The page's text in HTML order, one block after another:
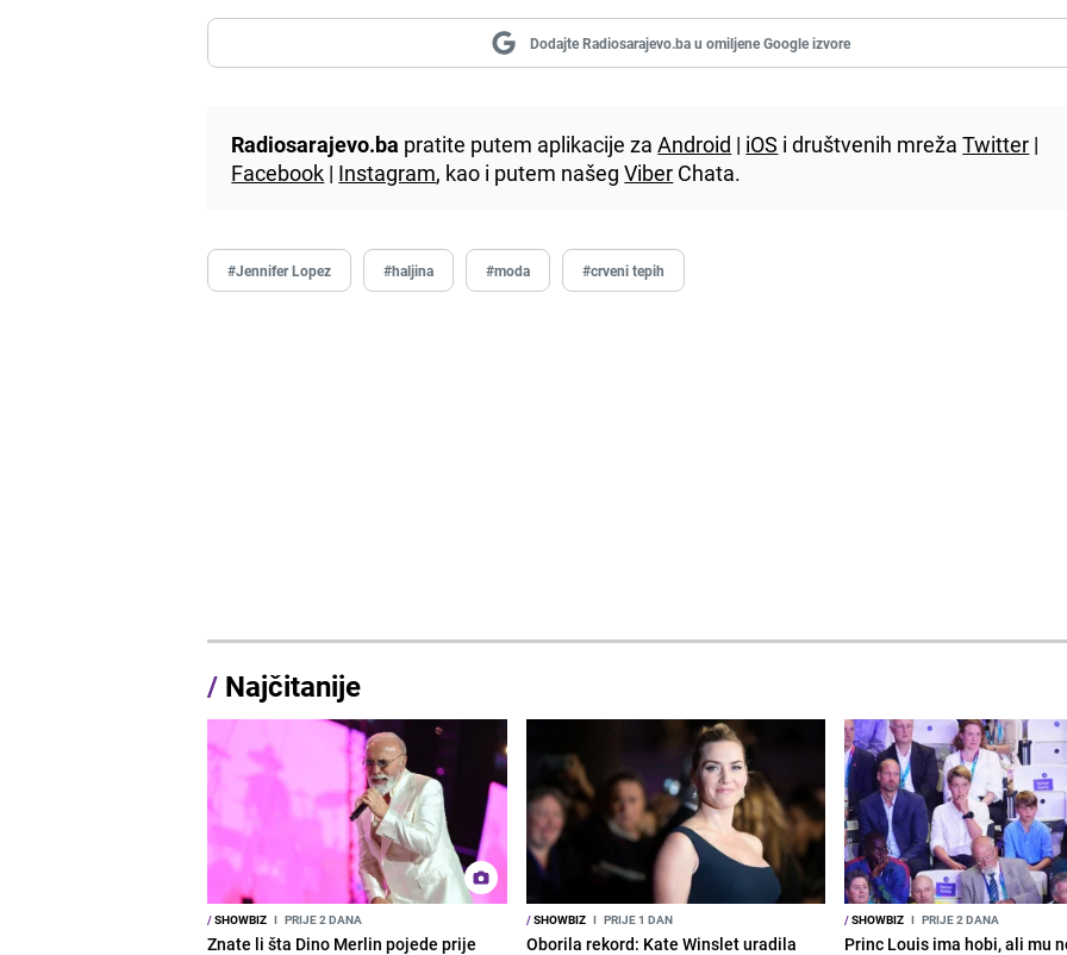
Dodajte Radiosarajevo.ba u omiljene Google izvore
Radiosarajevo.ba pratite putem aplikacije zaAndroid | iOS i društvenih mrežaTwitter |
Facebook | Instagram, kao i putem našegViber Chata.
#Jennifer Lopez #haljina #moda #crveni tepih
/ Najčitanije
/SHOWBIZ I PRIJE 2 DANA
Znate li šta Dino Merlin pojede prije
/SHOWBIZ I PRIJE 1 DAN
Oborila rekord: Kate Winslet uradila
/SHOWBIZ I PRIJE 2 DANA
Princ Louis ima hobi, ali mu